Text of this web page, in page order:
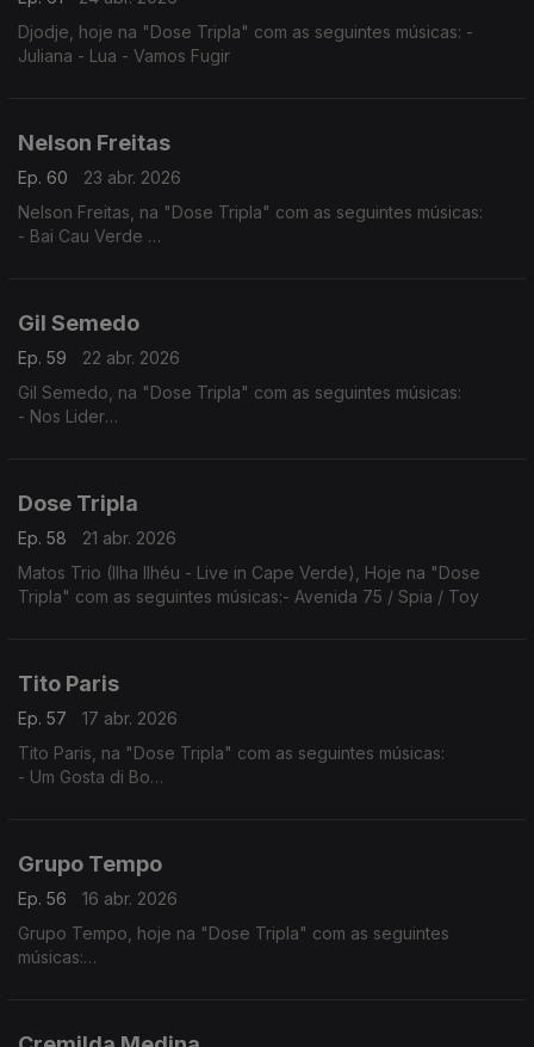
Djodje, hoje na "Dose Tripla" com as seguintes músicas: -
Juliana - Lua - Vamos Fugir
Nelson Freitas
Ep. 60
23 abr. 2026
Nelson Freitas, na "Dose Tripla" com as seguintes músicas:
- Bai Cau Verde
Gil Semedo
Ep. 59
22 abr. 2026
Gil Semedo, na "Dose Tripla" com as seguintes músicas:
- Nos Lider
Dose Tripla
Ep. 58
21 abr. 2026
Matos Trio (Ilha Ilhéu - Live in Cape Verde), Hoje na "Dose
Tripla" com as seguintes músicas:- Avenida 75 / Spia / Toy
Tito Paris
Ep. 57
17 abr. 2026
Tito Paris, na "Dose Tripla" com as seguintes músicas:
- Um Gosta di Bo
Grupo Tempo
Ep. 56
16 abr. 2026
Grupo Tempo, hoje na "Dose Tripla" com as seguintes
músicas: